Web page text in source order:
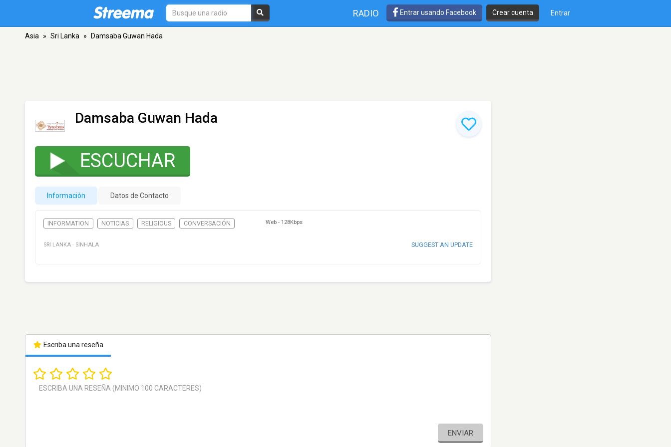
RADIO Entrar usando Facebook Crear cuenta Entrar
Asia » Sri Lanka » Damsaba Guwan Hada
Damsaba Guwan Hada
ESCUCHAR
Información Datos de Contacto
INFORMATION NOTICIAS RELIGIOUS CONVERSACIÓN Web - 128Kbps
SRI LANKA · SINHALA SUGGEST AN UPDATE
Escriba una reseña
ENVIAR